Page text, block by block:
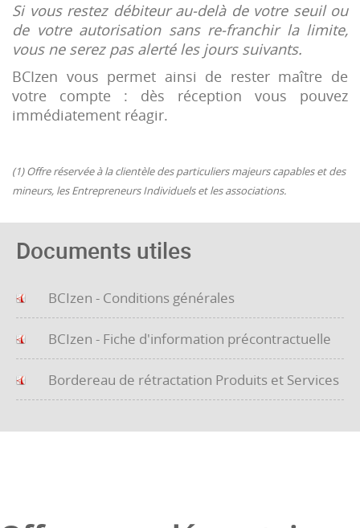
Si vous restez débiteur au-delà de votre seuil ou
de votre autorisation sans re-franchir la limite,
vous ne serez pas alerté les jours suivants.
BCIzen vous permet ainsi de rester maître de
votre compte : dès réception vous pouvez
immédiatement réagir.
(1) Offre réservée à la clientèle des particuliers majeurs capables et des
mineurs, les Entrepreneurs Individuels et les associations.
Documents utiles
BCIzen - Conditions générales
BCIzen - Fiche d'information précontractuelle
Bordereau de rétractation Produits et Services